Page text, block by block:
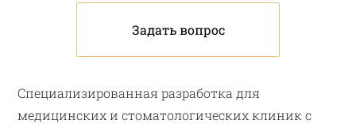
Задать вопрос
Специализированная разработка для
медицинских и стоматологических клиник с